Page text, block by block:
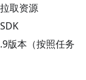
取资源
版本（按照任务